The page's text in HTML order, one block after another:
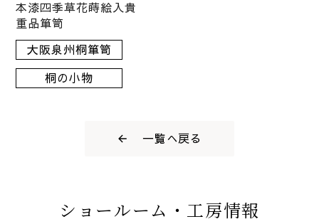
本漆四季草花蒔絵入貴
重品箪笥
大阪泉州桐箪笥
桐の小物
一覧へ戻る
ショールーム・工房情報